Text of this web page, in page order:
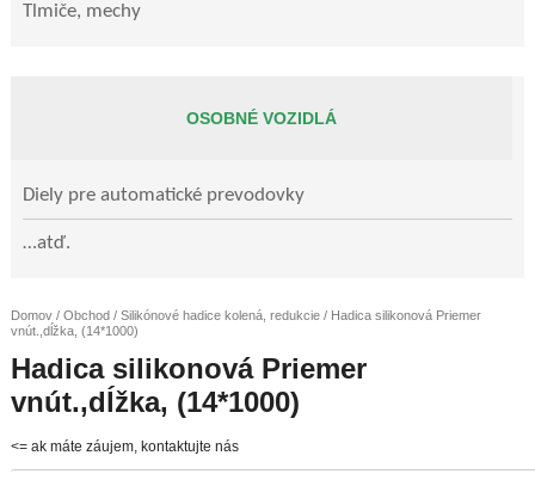
Tlmiče, mechy
OSOBNÉ VOZIDLÁ
Diely pre automatické prevodovky
…atď.
Domov/ Obchod/ Silikónové hadice kolená, redukcie/ Hadica silikonová Priemer
vnút.,dĺžka, (14*1000)
Hadica silikonová Priemer
vnút.,dĺžka, (14*1000)
<= ak máte záujem, kontaktujte nás